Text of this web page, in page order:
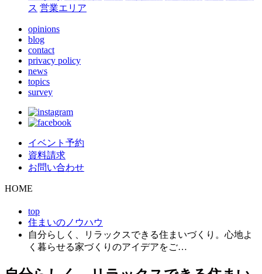
ス 営業エリア
opinions
blog
contact
privacy policy
news
topics
survey
イベント予約
資料請求
お問い合わせ
HOME
top
住まいのノウハウ
自分らしく、リラックスできる住まいづくり。心地よ
く暮らせる家づくりのアイデアをご…